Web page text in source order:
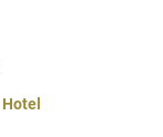
Hotel